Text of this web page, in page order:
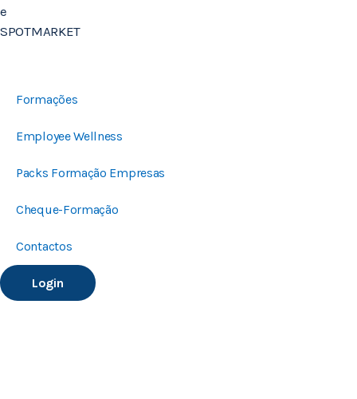
e
SPOTMARKET
Formações
Employee Wellness
Packs Formação Empresas
Cheque-Formação
Contactos
Login